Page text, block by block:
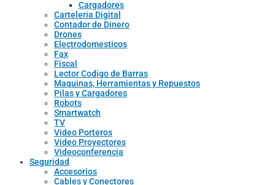
Cargadores
Carteleria Digital
Contador de Dinero
Drones
Electrodomesticos
Fax
Fiscal
Lector Codigo de Barras
Maquinas, Herramientas y Repuestos
Pilas y Cargadores
Robots
Smartwatch
TV
Video Porteros
Video Proyectores
Videoconferencia
Seguridad
Accesorios
Cables y Conectores